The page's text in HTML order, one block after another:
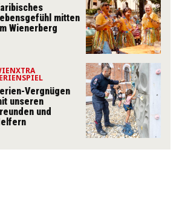
mitten
Wienerberg
Vergnügen
unseren
und